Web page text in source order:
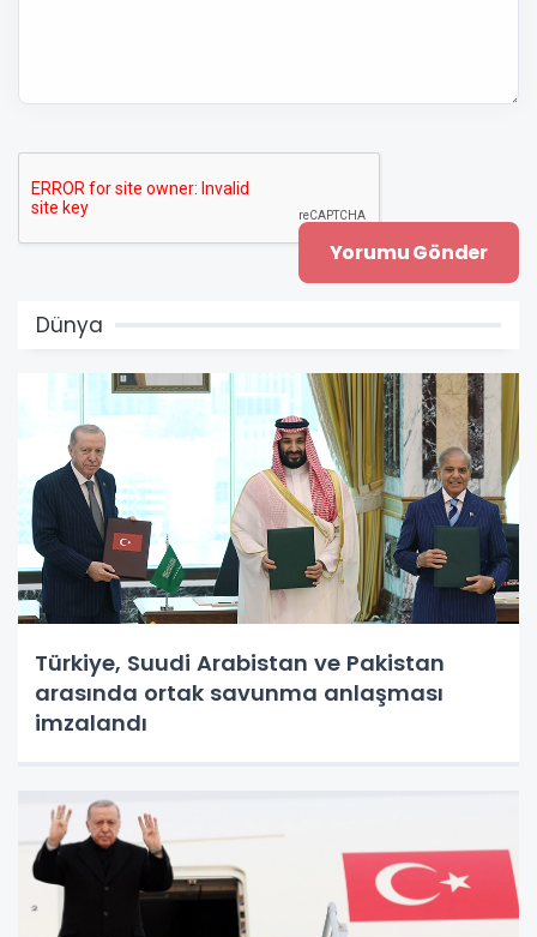
Dünya
Türkiye, Suudi Arabistan ve Pakistan
arasında ortak savunma anlaşması
imzalandı